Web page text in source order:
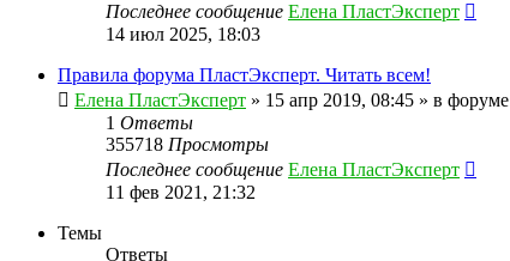
Последнее сообщение Елена ПластЭксперт
14 июл 2025, 18:03
Правила форума ПластЭксперт. Читать всем!
Елена ПластЭксперт » 15 апр 2019, 08:45 » в форуме
1 Ответы
355718 Просмотры
Последнее сообщение Елена ПластЭксперт
11 фев 2021, 21:32
Темы
Ответы